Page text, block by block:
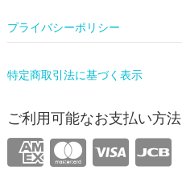
プライバシーポリシー
特定商取引法に基づく表示
ご利用可能なお支払い方法